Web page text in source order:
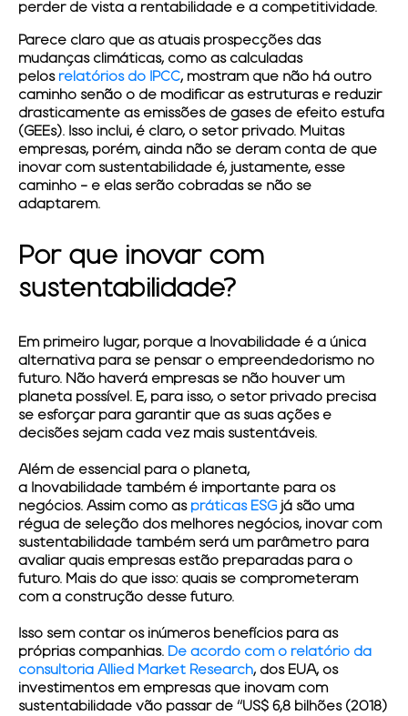
perder de vista a rentabilidade e a competitividade.
Parece claro que as atuais prospecções das
mudanças climáticas, como as calculadas
pelos relatórios do IPCC, mostram que não há outro
caminho senão o de modificar as estruturas e reduzir
drasticamente as emissões de gases de efeito estufa
(GEEs). Isso inclui, é claro, o setor privado. Muitas
empresas, porém, ainda não se deram conta de que
inovar com sustentabilidade é, justamente, esse
caminho - e elas serão cobradas se não se
adaptarem.
Por que inovar com
sustentabilidade?
Em primeiro lugar, porque a Inovabilidade é a única
alternativa para se pensar o empreendedorismo no
futuro. Não haverá empresas se não houver um
planeta possível. E, para isso, o setor privado precisa
se esforçar para garantir que as suas ações e
decisões sejam cada vez mais sustentáveis.
Além de essencial para o planeta,
a Inovabilidade também é importante para os
negócios. Assim como as práticas ESGjá são uma
régua de seleção dos melhores negócios, inovar com
sustentabilidade também será um parâmetro para
avaliar quais empresas estão preparadas para o
futuro. Mais do que isso: quais se comprometeram
com a construção desse futuro.
Isso sem contar os inúmeros benefícios para as
próprias companhias. De acordo com o relatório da
consultoria Allied Market Research, dos EUA, os
investimentos em empresas que inovam com
sustentabilidade vão passar de “US$ 6,8 bilhões (2018)